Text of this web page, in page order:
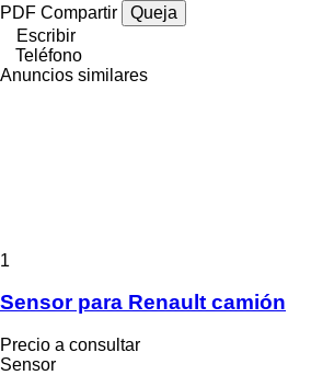
PDF Compartir
Queja
Escribir
Teléfono
Anuncios similares
1
Sensor para Renault camión
Precio a consultar
Sensor